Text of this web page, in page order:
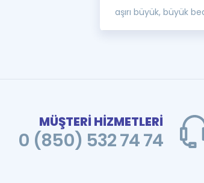
aşırı büyük, büyük
MÜŞTERİ HİZMETLERİ
0 (850) 532 74 74